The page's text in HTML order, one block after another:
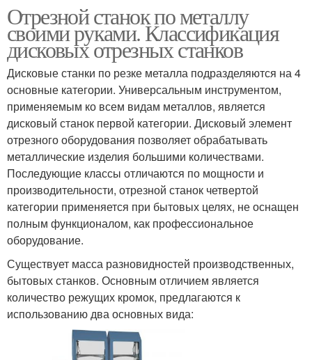
Отрезной станок по металлу
своими руками. Классификация
дисковых отрезных станков
Дисковые станки по резке металла подразделяются на 4
основные категории. Универсальным инструментом,
применяемым ко всем видам металлов, является
дисковый станок первой категории. Дисковый элемент
отрезного оборудования позволяет обрабатывать
металлические изделия большими количествами.
Последующие классы отличаются по мощности и
производительности, отрезной станок четвертой
категории применяется при бытовых целях, не оснащен
полным функционалом, как профессиональное
оборудование.
Существует масса разновидностей производственных,
бытовых станков. Основным отличием является
количество режущих кромок, предлагаются к
использованию два основных вида: